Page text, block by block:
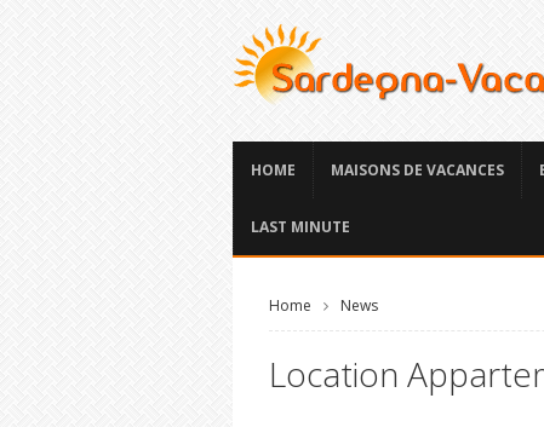
HOME MAISONS DE VACANCES
LAST MINUTE
Home News
Location